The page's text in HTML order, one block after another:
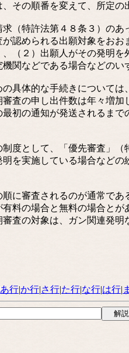
その順番を変えて、所定
（特許法第４８条３）のあ
認められる出願対象をお
（２）出願人がその発明
関などである場合などのい
具体的な手続きについては
審査の申し出件数は年々増
初の通知が発送されるま
度として、「優先審査」（
明を実施している場合など
に審査されるのが通常であ
料の場合と無料の場合と
査の対象は、ガン関連発明
あ行|か行|さ行|た行|な行|は行|